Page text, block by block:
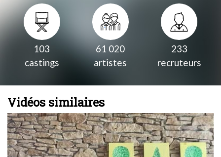
103
castings
61 020
artistes
233
recruteurs
Vidéos similaires